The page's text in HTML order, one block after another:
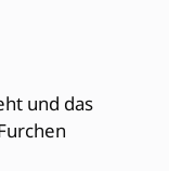
und das